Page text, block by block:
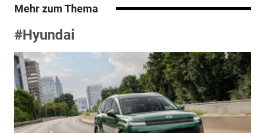
Mehr zum Thema
#Hyundai